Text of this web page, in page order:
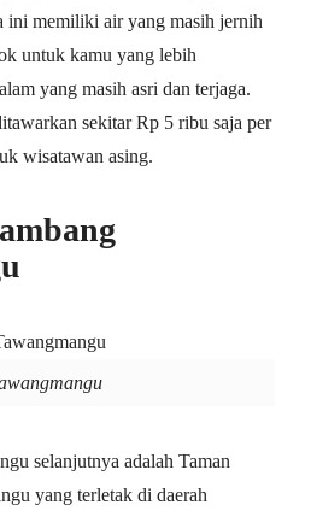
ini memiliki air yang masih jernih
untuk kamu yang lebih
yang masih asri dan terjaga.
sekitar Rp 5 ribu saja per
wisatawan asing.
selanjutnya adalah Taman
yang terletak di daerah